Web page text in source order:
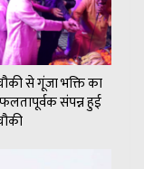
से गूंजा भक्ति का
संपन्न हुई